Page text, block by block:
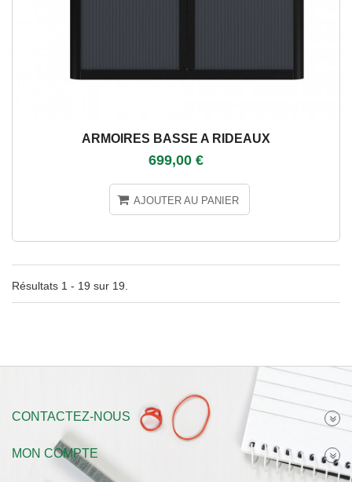
ARMOIRES BASSE A RIDEAUX
699,00 €
AJOUTER AU PANIER
Résultats 1 - 19 sur 19.
CONTACTEZ-NOUS
MON COMPTE